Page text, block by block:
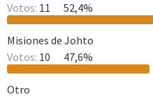
e
i
c
Votos: 11 52,4%
Misiones de Johto
Votos: 10 47,6%
Otro